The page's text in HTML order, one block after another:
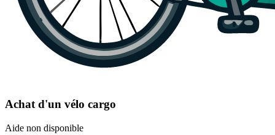
Achat d'un vélo cargo
Aide non disponible